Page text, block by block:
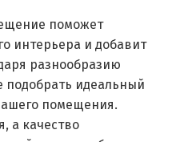
поможет
интерьера и добавит
разнообразию
идеальный
помещения.
а качество